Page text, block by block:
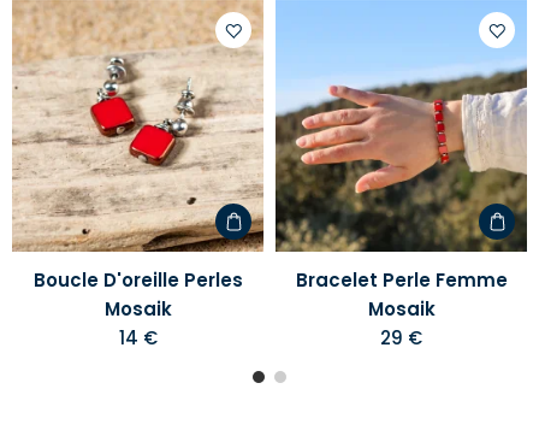
Ajouter
à
votre
liste
d'envies
Boucle D'oreille Perles
Mosaik
14 €
à
votre
liste
Bracelet Perle Femme
Mosaik
29 €